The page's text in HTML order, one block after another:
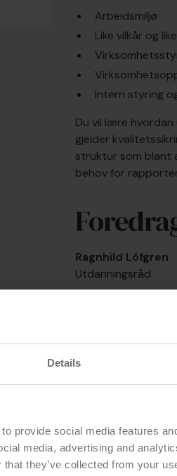
Details
provide social media features
media, advertising and
they’ve collected from your
Arbeidsmiljø
Like vilkår og
Intern styring
Du vil lære
gjelder
struktur som blant
behov for
Ragnhild Löfgren
Utdanningsråd